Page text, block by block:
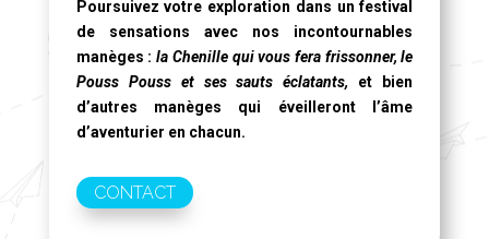
Poursuivez votre exploration dans un festival
de sensations avec nos incontournables
manèges :la Chenille qui vous fera frissonner, le
Pouss Pouss et ses sauts éclatants, et bien
d’autres manèges qui éveilleront l’âme
d’aventurier en chacun.
CONTACT